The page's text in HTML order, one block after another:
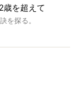
歳を超えて
を探る。